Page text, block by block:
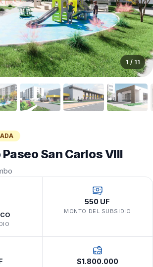
1 / 11
San Carlos VIII
550 UF
MONTO DEL SUBSIDIO
$1.800.000